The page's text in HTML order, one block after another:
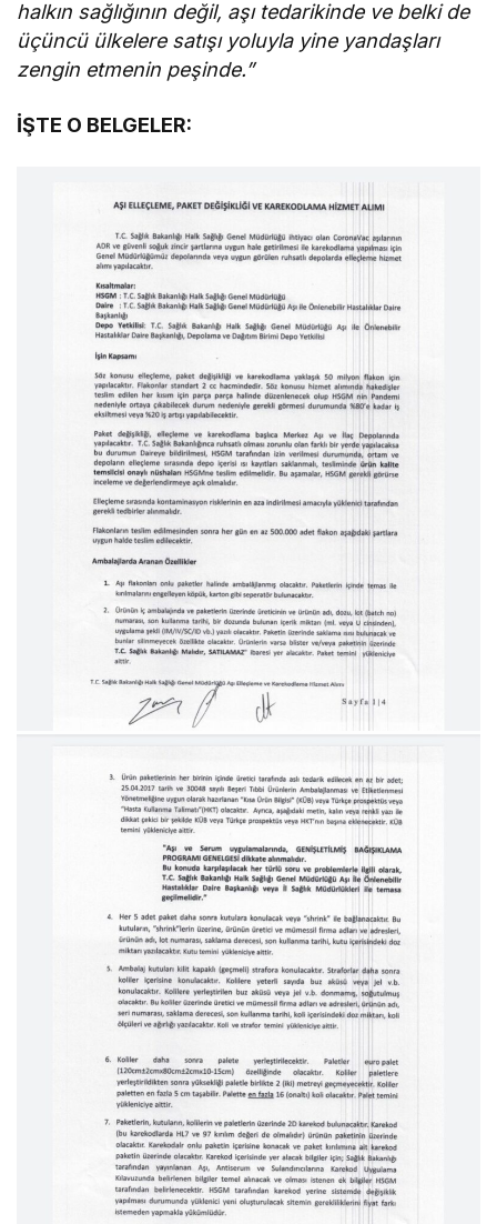
halkın sağlığının değil, aşı tedarikinde ve belki de
üçüncü ülkelere satışı yoluyla yine yandaşları
zengin etmenin peşinde.”
İŞTE O BELGELER: